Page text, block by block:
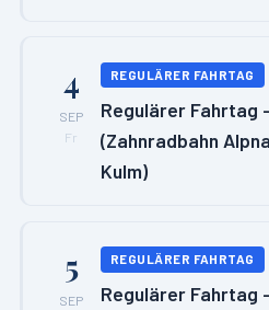
4
SEP
Fr
REGULÄRER FAHRTAG
Regulärer Fahrtag
(Zahnradbahn
Kulm)
5
SEP
REGULÄRER FAHRTAG
Regulärer Fahrtag